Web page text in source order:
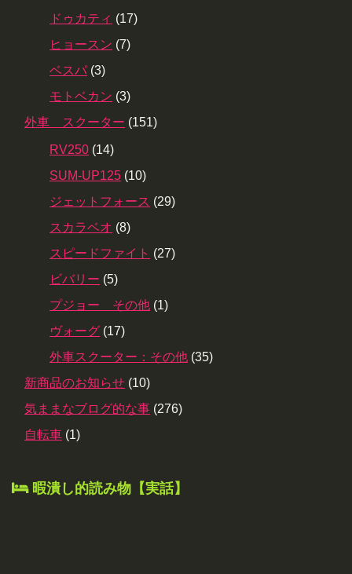
ドゥカティ (17)
ヒョースン (7)
ベスパ (3)
モトベカン (3)
外車 スクーター (151)
RV250 (14)
SUM-UP125 (10)
ジェットフォース (29)
スカラベオ (8)
スピードファイト (27)
ビバリー (5)
プジョー その他 (1)
ヴォーグ (17)
外車スクーター：その他 (35)
新商品のお知らせ (10)
気ままなブログ的な事 (276)
自転車 (1)
暇潰し的読み物【実話】